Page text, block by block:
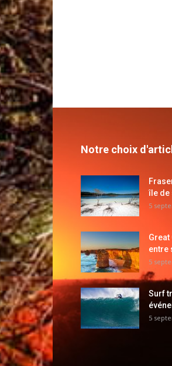
Notre choix
île de
5
Great
entre
5
Surf
5